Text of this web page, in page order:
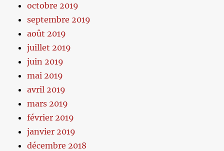
octobre 2019
septembre 2019
août 2019
juillet 2019
juin 2019
mai 2019
avril 2019
mars 2019
février 2019
janvier 2019
décembre 2018